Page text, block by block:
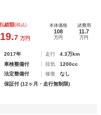
総額(税込)
7 万円
本体価格
108
万円
諸費用
11.7
万円
2017年 走行
4.3万km
車検整備付 排気
1200cc
法定整備付 修復
なし
保証付 (12ヶ月・走行無制限)